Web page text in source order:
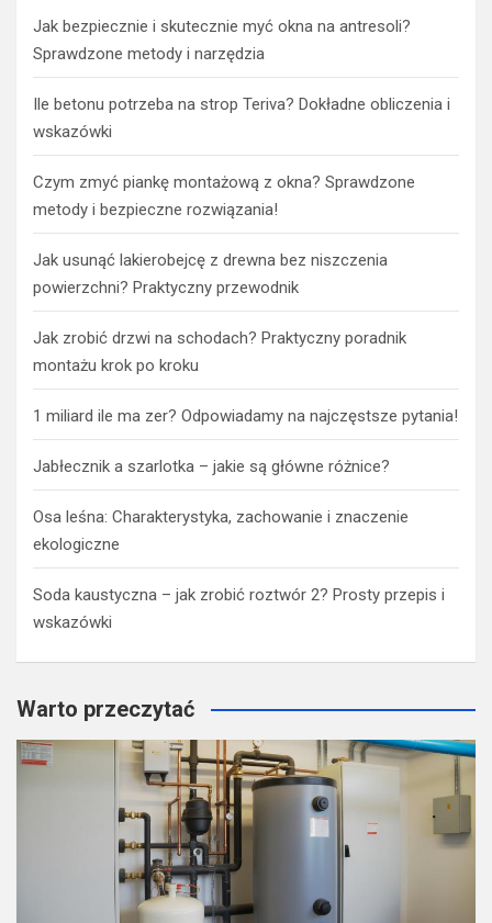
Jak bezpiecznie i skutecznie myć okna na antresoli?
Sprawdzone metody i narzędzia
Ile betonu potrzeba na strop Teriva? Dokładne obliczenia i
wskazówki
Czym zmyć piankę montażową z okna? Sprawdzone
metody i bezpieczne rozwiązania!
Jak usunąć lakierobejcę z drewna bez niszczenia
powierzchni? Praktyczny przewodnik
Jak zrobić drzwi na schodach? Praktyczny poradnik
montażu krok po kroku
1 miliard ile ma zer? Odpowiadamy na najczęstsze pytania!
Jabłecznik a szarlotka – jakie są główne różnice?
Osa leśna: Charakterystyka, zachowanie i znaczenie
ekologiczne
Soda kaustyczna – jak zrobić roztwór 2? Prosty przepis i
wskazówki
Warto przeczytać